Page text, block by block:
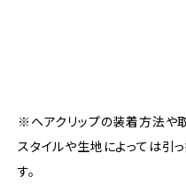
※ヘアクリップの装着方法や
スタイルや生地によっては引
す。